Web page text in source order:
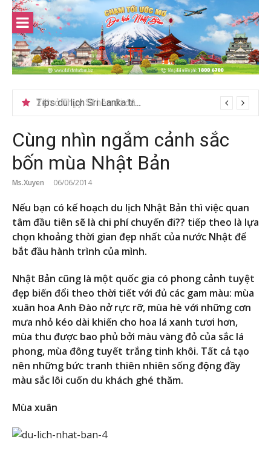
Skip
content
24h ở Thụy Sĩ nên đi đâu, chơi gì?
Cùng nhìn ngắm cảnh sắc
bốn mùa Nhật Bản
Ms.Xuyen 06/06/2014
Nếu bạn có kế hoạch du lịch Nhật Bản thì việc quan
tâm đầu tiên sẽ là chi phí chuyến đi?? tiếp theo là lựa
chọn khoảng thời gian đẹp nhất của nước Nhật để
bắt đầu hành trình của mình.
Nhật Bản cũng là một quốc gia có phong cảnh tuyệt
đẹp biến đổi theo thời tiết với đủ các gam màu: mùa
xuân hoa Anh Đào nở rực rỡ, mùa hè với những cơn
mưa nhỏ kéo dài khiến cho hoa lá xanh tươi hơn,
mùa thu được bao phủ bởi màu vàng đỏ của sắc lá
phong, mùa đông tuyết trắng tinh khôi. Tất cả tạo
nên những bức tranh thiên nhiên sống động đầy
màu sắc lôi cuốn du khách ghé thăm.
Mùa xuân